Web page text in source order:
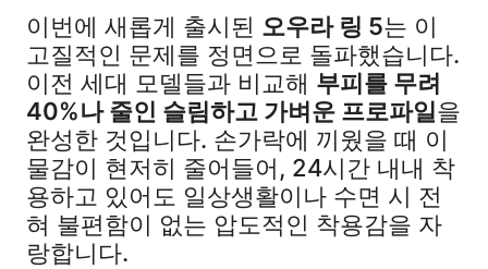
이번에 새롭게 출시된 오우라 링 5는 이
고질적인 문제를 정면으로 돌파했습니다.
이전 세대 모델들과 비교해 부피를 무려
40%나 줄인 슬림하고 가벼운 프로파일을
완성한 것입니다. 손가락에 끼웠을 때 이
물감이 현저히 줄어들어, 24시간 내내 착
용하고 있어도 일상생활이나 수면 시 전
혀 불편함이 없는 압도적인 착용감을 자
랑합니다.